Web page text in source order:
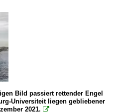
Bild passiert rettender Engel
Universiteit liegen gebliebener
2021. 